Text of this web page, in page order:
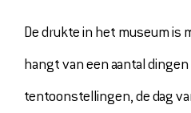
De drukte in het museum is
hangt van een aantal
tentoonstellingen, de dag